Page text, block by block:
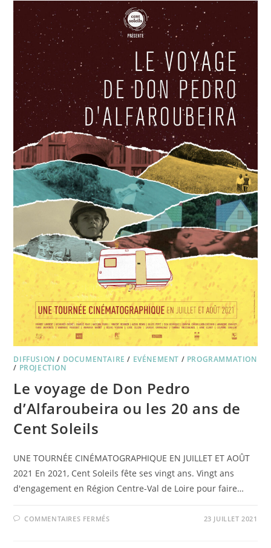
DAME
BIARRITZ
DIFFUSION / DOCUMENTAIRE / EVÉNEMENT / PROGRAMMATION
/ PROJECTION
Le voyage de Don Pedro
d’Alfaroubeira ou les 20 ans de
Cent Soleils
UNE TOURNÉE CINÉMATOGRAPHIQUE EN JUILLET ET AOÛT
2021 En 2021, Cent Soleils fête ses vingt ans. Vingt ans
d'engagement en Région Centre-Val de Loire pour faire…
COMMENTAIRES FERMÉSSUR 23 JUILLET 2021